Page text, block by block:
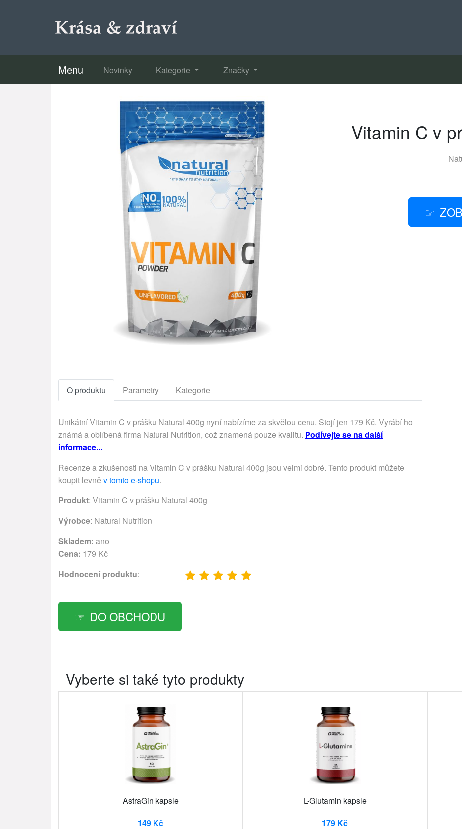
Menu Novinky Kategorie Značky
Vitamin C v
O produktu Parametry Kategorie
Unikátní Vitamin C v prášku Natural 400g nyní nabízíme za skvělou cenu. Stojí jen 179 Kč. Vyrábí ho
známá a oblíbená firma Natural Nutrition, což znamená pouze kvalitu. Podívejte se na další
informace...
Recenze a zkušenosti na Vitamin C v prášku Natural 400g jsou velmi dobré. Tento produkt můžete
koupit levně v tomto e-shopu.
Produkt: Vitamin C v prášku Natural 400g
Výrobce: Natural Nutrition
Skladem: ano
Cena: 179 Kč
Hodnocení produktu:
DO OBCHODU
Vyberte si také tyto produkty
AstraGin kapsle
149 Kč
L-Glutamin kapsle
179 Kč